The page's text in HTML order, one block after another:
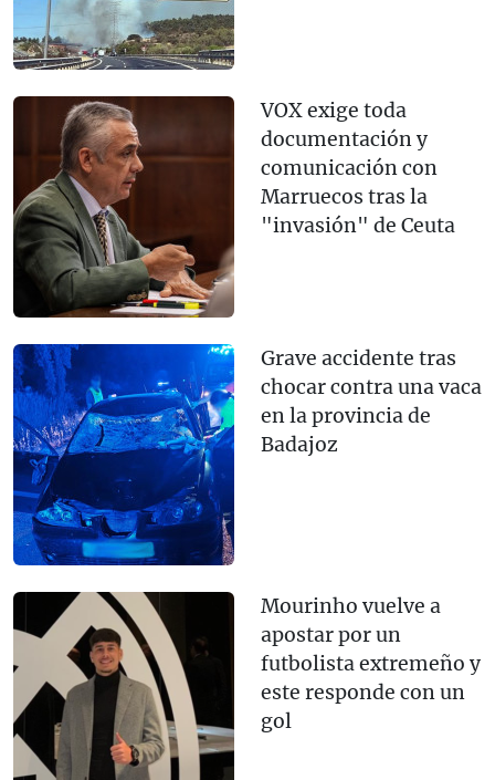
VOX exige toda
documentación y
comunicación con
Marruecos tras la
"invasión" de Ceuta
Grave accidente tras
chocar contra una vaca
en la provincia de
Badajoz
Mourinho vuelve a
apostar por un
futbolista extremeño y
este responde con un
gol